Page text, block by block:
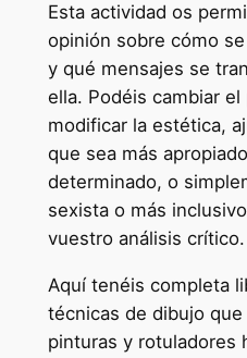
Esta actividad os
opinión sobre cómo
y qué mensajes se
ella. Podéis cambiar
modificar la estética,
que sea más
determinado, o
sexista o más
vuestro análisis crítico.
Aquí tenéis completa
técnicas de dibujo
pinturas y rotuladores